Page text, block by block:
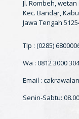
Jl. Rombeh,
Kec. Bandar,
Jawa Tengah
Tlp : (0285)
Wa : 0812 3000
Email :
Senin-Sabtu: